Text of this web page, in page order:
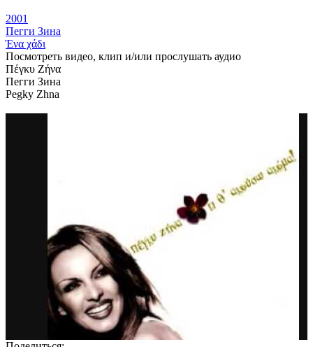
2001
Пегги Зина
Ένα χάδι
Посмотреть видео, клип и/или прослушать аудио
Πέγκυ Ζήνα
Пегги Зина
Pegky Zhna